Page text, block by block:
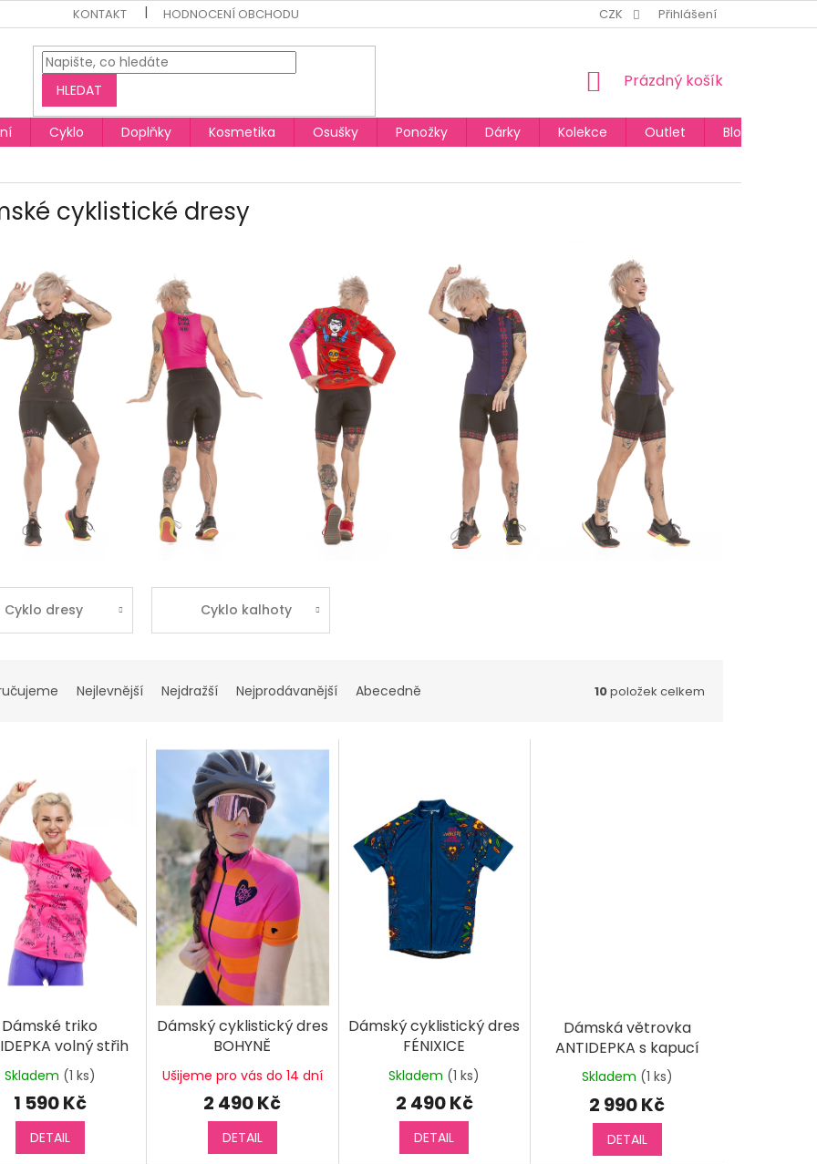
KONTAKT HODNOCENÍ OBCHODU CZK Přihlášení
HLEDAT
NÁKUPNÍ
Prázdný košík
Cyklo Doplňky Kosmetika Osušky Ponožky Dárky Kolekce Outlet
Blog
cyklistické dresy
Cyklo dresy Cyklo kalhoty
Nejlevnější Nejdražší Nejprodávanější Abecedně 10položek celkem
Dámské triko
volný střih
krátký rukáv
Skladem (1 ks)
1 590 Kč
DETAIL
Dámský cyklistický dres
BOHYNĚ
Ušijeme pro vás do 14 dní
2 490 Kč
DETAIL
Dámský cyklistický dres
FÉNIXICE
Skladem (1 ks)
2 490 Kč
DETAIL
Dámská větrovka
ANTIDEPKA s kapucí
Skladem (1 ks)
2 990 Kč
DETAIL